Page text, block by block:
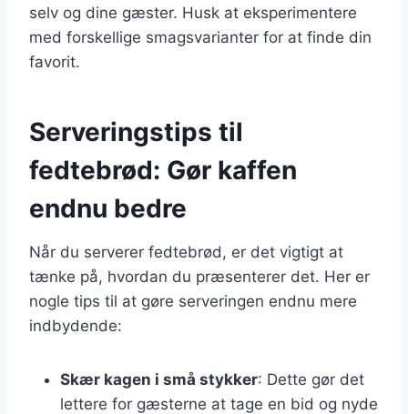
selv og dine gæster. Husk at eksperimentere
med forskellige smagsvarianter for at finde din
favorit.
Serveringstips til
fedtebrød: Gør kaffen
endnu bedre
Når du serverer fedtebrød, er det vigtigt at
tænke på, hvordan du præsenterer det. Her er
nogle tips til at gøre serveringen endnu mere
indbydende:
Skær kagen i små stykker: Dette gør det
lettere for gæsterne at tage en bid og nyde